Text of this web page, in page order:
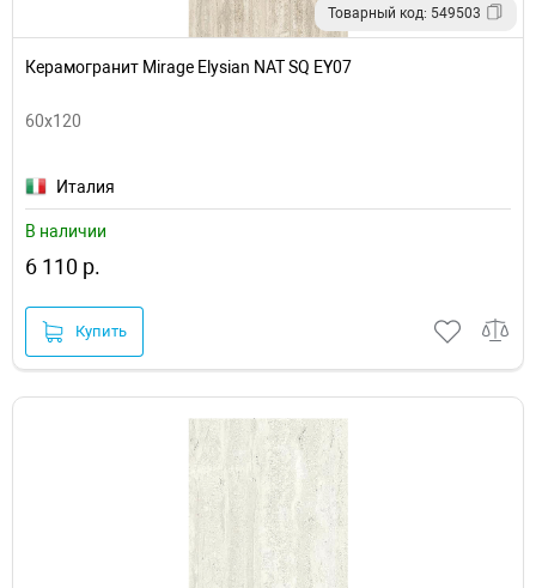
Товарный код: 549503
Керамогранит Mirage Elysian NAT SQ EY07
60x120
Италия
В наличии
6 110 р.
Купить